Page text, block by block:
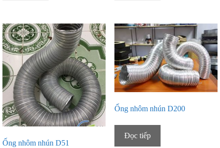
Ống nhôm nhún D51
Ống nhôm nhún D200
Đọc tiếp